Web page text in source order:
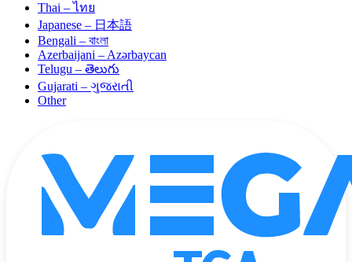
Thai – ไทย
Japanese – 日本語
Bengali – বাংলা
Azerbaijani – Azərbaycan
Telugu – తెలుగు
Gujarati – ગુજરાતી
Other